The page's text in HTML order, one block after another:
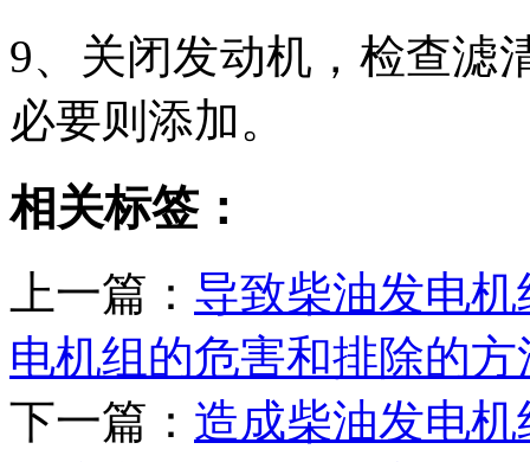
9、关闭发动机，检查滤
必要则添加。
相关标签：
上一篇： 导致柴油发电
电机组的危害和排除的方
下一篇： 造成柴油发电